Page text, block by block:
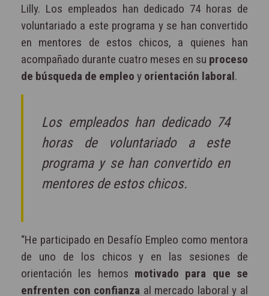
Lilly. Los empleados han dedicado 74 horas de
voluntariado a este programa y se han convertido
en mentores de estos chicos, a quienes han
acompañado durante cuatro meses en su proceso
de búsqueda de empleo y orientación laboral.
Los empleados han dedicado 74
horas de voluntariado a este
programa y se han convertido en
mentores de estos chicos.
“He participado en Desafío Empleo como mentora
de uno de los chicos y en las sesiones de
orientación les hemos motivado para que se
enfrenten con confianza al mercado laboral y al